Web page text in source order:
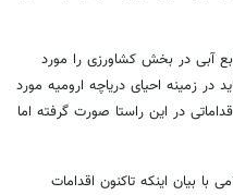
آبی در بخش کشاورزی را مورد
در زمینه احیای دریاچه ارومیه مورد
در این راستا صورت گرفته اما
با بیان اینکه تاکنون اقدامات